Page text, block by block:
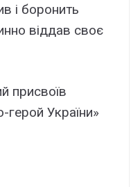
і боpонить
віддaв cвоє